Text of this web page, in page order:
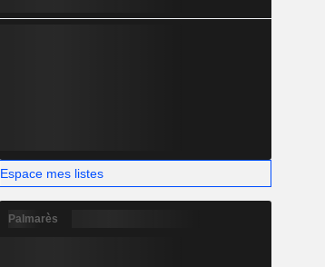
Espace mes listes
Palmarès